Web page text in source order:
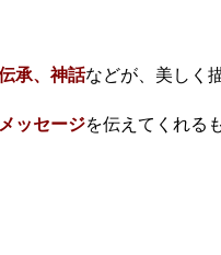
承、神話などが、美しく
ッセージを伝えてくれる